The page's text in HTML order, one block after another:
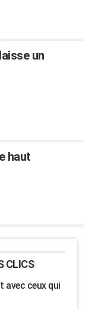
un
haut
CLICS
avec ceux qui